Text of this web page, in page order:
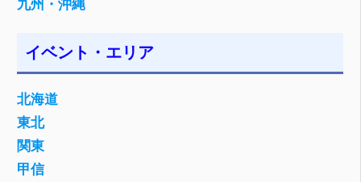
九州・沖縄
イベント・エリア
北海道
東北
関東
甲信